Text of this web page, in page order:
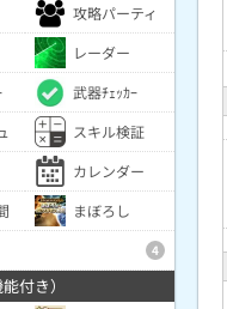
攻略パーティ
レーダー
武器ﾁｪｯｶｰ
スキル検証
カレンダー
まぼろし
4
付き）